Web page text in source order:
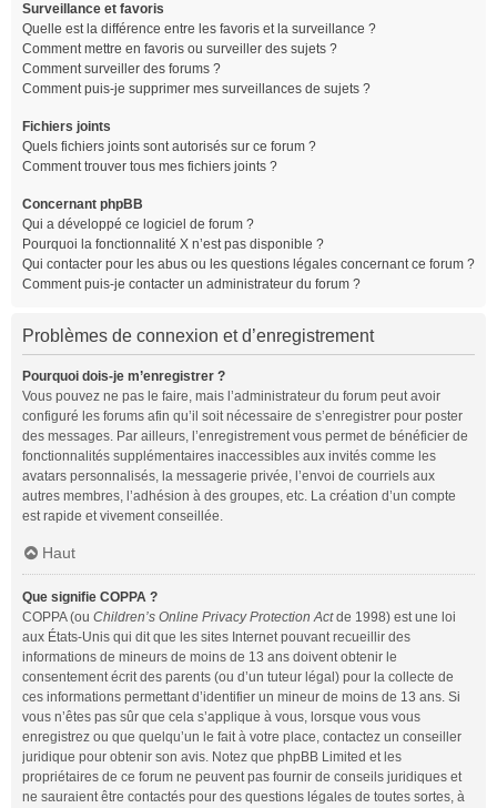
Surveillance et favoris
Quelle est la différence entre les favoris et la surveillance ?
Comment mettre en favoris ou surveiller des sujets ?
Comment surveiller des forums ?
Comment puis-je supprimer mes surveillances de sujets ?
Fichiers joints
Quels fichiers joints sont autorisés sur ce forum ?
Comment trouver tous mes fichiers joints ?
Concernant phpBB
Qui a développé ce logiciel de forum ?
Pourquoi la fonctionnalité X n’est pas disponible ?
Qui contacter pour les abus ou les questions légales concernant ce forum ?
Comment puis-je contacter un administrateur du forum ?
Problèmes de connexion et d’enregistrement
Pourquoi dois-je m’enregistrer ?
Vous pouvez ne pas le faire, mais l’administrateur du forum peut avoir
configuré les forums afin qu’il soit nécessaire de s’enregistrer pour poster
des messages. Par ailleurs, l’enregistrement vous permet de bénéficier de
fonctionnalités supplémentaires inaccessibles aux invités comme les
avatars personnalisés, la messagerie privée, l’envoi de courriels aux
autres membres, l’adhésion à des groupes, etc. La création d’un compte
est rapide et vivement conseillée.
Haut
Que signifie COPPA ?
COPPA (ou Children’s Online Privacy Protection Actde 1998) est une loi
aux États-Unis qui dit que les sites Internet pouvant recueillir des
informations de mineurs de moins de 13 ans doivent obtenir le
consentement écrit des parents (ou d’un tuteur légal) pour la collecte de
ces informations permettant d’identifier un mineur de moins de 13 ans. Si
vous n’êtes pas sûr que cela s’applique à vous, lorsque vous vous
enregistrez ou que quelqu’un le fait à votre place, contactez un conseiller
juridique pour obtenir son avis. Notez que phpBB Limited et les
propriétaires de ce forum ne peuvent pas fournir de conseils juridiques et
ne sauraient être contactés pour des questions légales de toutes sortes, à